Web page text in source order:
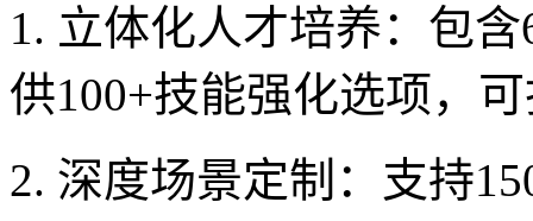
1. 立体化人才培养：包
供100+技能强化选项，
2. 深度场景定制：支持